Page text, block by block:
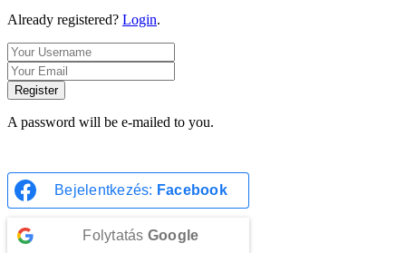
Already registered? Login.
Register
A password will be e-mailed to you.
Bejelentkezés: Facebook
Folytatás Google